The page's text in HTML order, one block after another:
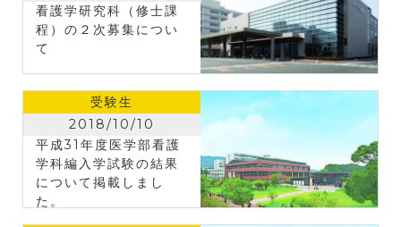
看護学研究科（修士課
程）の２次募集につい
て
受験生
2018/10/10
平成31年度医学部看護
学科編入学試験の結果
について掲載しまし
た。